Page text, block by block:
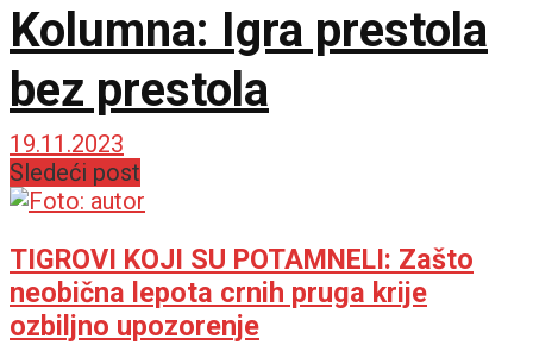
Kolumna: Igra prestola
bez prestola
19.11.2023
Sledeći post
TIGROVI KOJI SU POTAMNELI: Zašto
neobična lepota crnih pruga krije
ozbiljno upozorenje